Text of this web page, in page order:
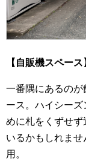
【自販機スペース
一番隅にあるの
ース。ハイシー
めに札をくずせず
いるかもしれま
用。